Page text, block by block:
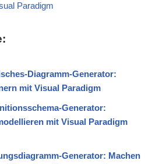
Paradigm
Diagramm-Generator:
mit Visual Paradigm
Generator:
mit Visual Paradigm
Generator: Machen